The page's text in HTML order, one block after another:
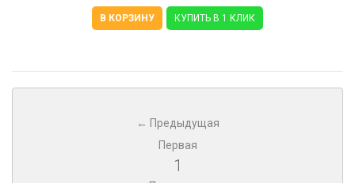
В КОРЗИНУ КУПИТЬ В 1 КЛИК
← Предыдущая
Первая
1